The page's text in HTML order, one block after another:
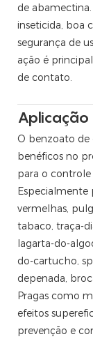
de
inseticida, boa
segurança de
ação é
de contato.
Aplicação
O benzoato de
benéficos no
para o controle
Especialmente
vermelhas,
tabaco, traça-
lagarta-do-
do-cartucho,
depenada,
Pragas como
efeitos
prevenção e
toxicidade,
outras culturas.
e lagoas.
equipe,
ao seu porto
​​pela
larga e
em
e
e seus
de floração
91-8, CAS
de alta
lagartas,
70%
incluindo
a Europa,
da